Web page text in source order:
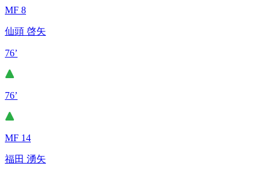
MF 8
仙頭 啓矢
76’
76’
MF 14
福田 湧矢